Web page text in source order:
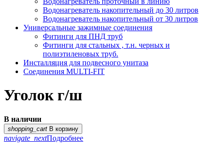
Водонагреватель накопительный до 30 литров
Водонагреватель накопительный от 30 литров
Универсальные зажимные соединения
Фитинги для ПНД труб
Фитинги для стальных , т.н. черных и
полиэтиленовых труб.
Инсталляция для подвесного унитаза
Соединения MULTI-FIT
Уголок г/ш
В наличии
shopping_cart В корзину
navigate_nextПодробнее